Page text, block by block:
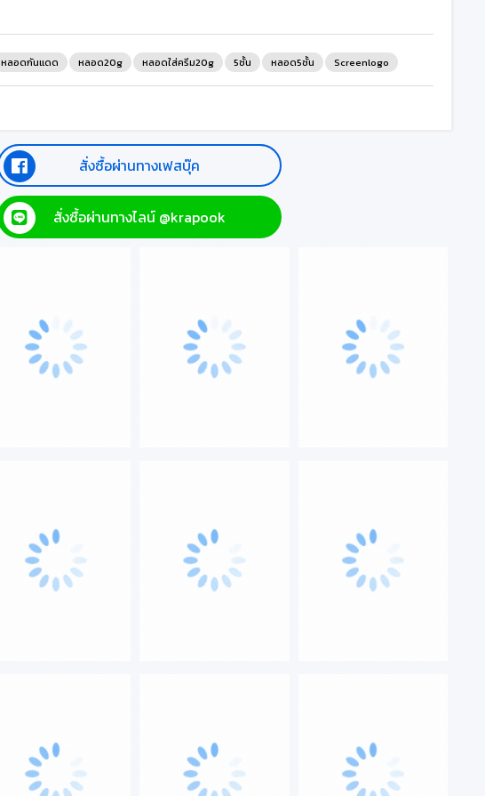
หลอดกันแดด หลอด20g หลอดใส่ครีม20g 5ชั้น หลอด5ชั้น Screenlogo
สั่งซื้อผ่านทางเฟสบุ๊ค
สั่งซื้อผ่านทางไลน์ @krapook